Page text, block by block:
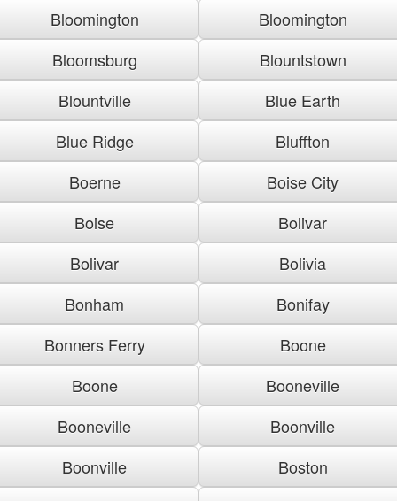
Bloomington
Bloomington
Bloomsburg
Blountstown
Blountville
Blue Earth
Blue Ridge
Bluffton
Boerne
Boise City
Boise
Bolivar
Bolivar
Bolivia
Bonham
Bonifay
Bonners Ferry
Boone
Boone
Booneville
Booneville
Boonville
Boonville
Boston